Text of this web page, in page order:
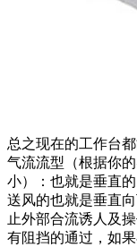
总之现在的工作台
气流流型（根据你
小）：也就是垂直
送风的也就是垂直
止外部合流诱人及
有阻挡的通过，如